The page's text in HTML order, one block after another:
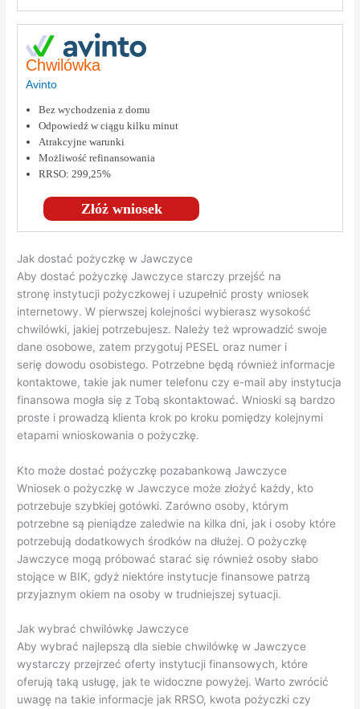
Chwilówka
Avinto
Złóż wniosek
Bez wychodzenia z domu
Odpowiedź w ciągu kilku minut
Atrakcyjne warunki
Możliwość refinansowania
RRSO: 299,25%
Jak dostać pożyczkę w Jawczyce
Aby dostać pożyczkę Jawczyce starczy przejść na
stronę instytucji pożyczkowej i uzupełnić prosty wniosek
internetowy. W pierwszej kolejności wybierasz wysokość
chwilówki, jakiej potrzebujesz. Należy też wprowadzić swoje
dane osobowe, zatem przygotuj PESEL oraz numer i
serię dowodu osobistego. Potrzebne będą również informacje
kontaktowe, takie jak numer telefonu czy e-mail aby instytucja
finansowa mogła się z Tobą skontaktować. Wnioski są bardzo
proste i prowadzą klienta krok po kroku pomiędzy kolejnymi
etapami wnioskowania o pożyczkę.
Kto może dostać pożyczkę pozabankową Jawczyce
Wniosek o pożyczkę w Jawczyce może złożyć każdy, kto
potrzebuje szybkiej gotówki. Zarówno osoby, którym
potrzebne są pieniądze zaledwie na kilka dni, jak i osoby które
potrzebują dodatkowych środków na dłużej. O pożyczkę
Jawczyce mogą próbować starać się również osoby słabo
stojące w BIK, gdyż niektóre instytucje finansowe patrzą
przyjaznym okiem na osoby w trudniejszej sytuacji.
Jak wybrać chwilówkę Jawczyce
Aby wybrać najlepszą dla siebie chwilówkę w Jawczyce
wystarczy przejrzeć oferty instytucji finansowych, które
oferują taką usługę, jak te widoczne powyżej. Warto zwrócić
uwagę na takie informacje jak RRSO, kwota pożyczki czy